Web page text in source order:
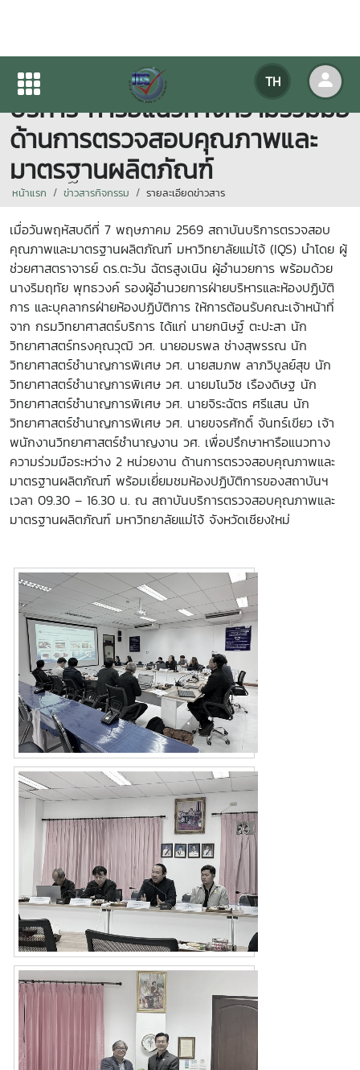
TH
IQS ต้อนรับคณะกรมวิทยาศาสตร์
บริการ หารือแนวทางความร่วมมือ
ด้านการตรวจสอบคุณภาพและ
มาตรฐานผลิตภัณฑ์
หน้าแรก ข่าวสารกิจกรรม รายละเอียดข่าวสาร
เมื่อวันพฤหัสบดีที่ 7 พฤษภาคม 2569 สถาบันบริการตรวจสอบ
คุณภาพและมาตรฐานผลิตภัณฑ์ มหาวิทยาลัยแม่โจ้ (IQS) นำโดย ผู้
ช่วยศาสตราจารย์ ดร.ตะวัน ฉัตรสูงเนิน ผู้อำนวยการ พร้อมด้วย
นางริมฤทัย พุทธวงค์ รองผู้อำนวยการฝ่ายบริหารและห้องปฏิบัติ
การ และบุคลากรฝ่ายห้องปฏิบัติการ ให้การต้อนรับคณะเจ้าหน้าที่
จาก กรมวิทยาศาสตร์บริการ ได้แก่ นายกนิษฐ์ ตะปะสา นัก
วิทยาศาสตร์ทรงคุณวุฒิ วศ. นายอมรพล ช่างสุพรรณ นัก
วิทยาศาสตร์ชำนาญการพิเศษ วศ. นายสมภพ ลาภวิบูลย์สุข นัก
วิทยาศาสตร์ชำนาญการพิเศษ วศ. นายมโนวิช เรืองดิษฐ นัก
วิทยาศาสตร์ชำนาญการพิเศษ วศ. นายจิระฉัตร ศรีแสน นัก
วิทยาศาสตร์ชำนาญการพิเศษ วศ. นายขจรศักดิ์ จันทร์เขียว เจ้า
พนักงานวิทยาศาสตร์ชำนาญงาน วศ. เพื่อปรึกษาหารือแนวทาง
ความร่วมมือระหว่าง 2 หน่วยงาน ด้านการตรวจสอบคุณภาพและ
มาตรฐานผลิตภัณฑ์ พร้อมเยี่ยมชมห้องปฏิบัติการของสถาบันฯ
เวลา 09.30 – 16.30 น. ณ สถาบันบริการตรวจสอบคุณภาพและ
มาตรฐานผลิตภัณฑ์ มหาวิทยาลัยแม่โจ้ จังหวัดเชียงใหม่